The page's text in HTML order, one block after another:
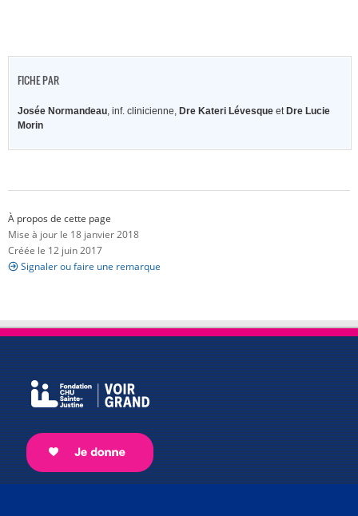
FICHE PAR
Josée Normandeau, inf. clinicienne, Dre Kateri Lévesque et Dre Lucie
Morin
À propos de cette page
Mise à jour le 18 janvier 2018
Créée le 12 juin 2017
Signaler ou faire une remarque